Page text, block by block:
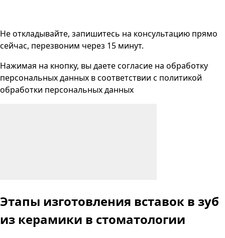
Не откладывайте, запишитесь на консультацию прямо
сейчас, перезвоним через 15 минут.
Нажимая на кнопку, вы даете согласие на обработку
персональных данных в соответствии с политикой
обработки персональных данных
Этапы изготовления вставок в зуб
из керамики в стоматологии